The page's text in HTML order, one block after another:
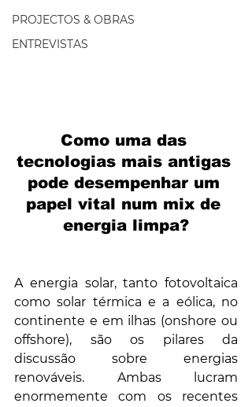
PROJECTOS & OBRAS
ENTREVISTAS
Como uma das
tecnologias mais antigas
pode desempenhar um
papel vital num mix de
energia limpa?
A energia solar, tanto fotovoltaica
como solar térmica e a eólica, no
continente e em ilhas (onshore ou
offshore), são os pilares da
discussão sobre energias
renováveis. Ambas lucram
enormemente com os recentes